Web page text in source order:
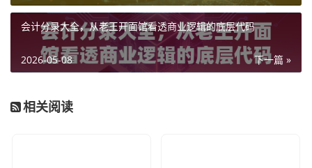
快退休的大姐，人特别好，但就是对电脑操作不太灵光，那
时候正是年终汇算清缴，为了申报房产税和土地使用税，我
们俩在地税局大厅里从早上8点一直排到下午3点，中间系统
故障了两次，大姐急得满头大汗，拿着手绢直擦汗，嘴里念
那时候的“地税”，管的是真细，房产证上多几个平米，土地
会计分录大全，从老王开面馆看透商业逻辑的底层代码
下一篇 »
2026-05-08
相关阅读